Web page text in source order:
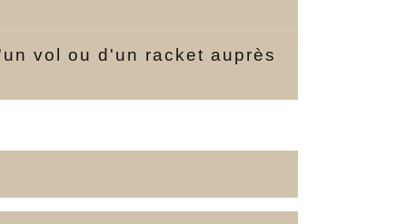
vol ou d'un racket auprès